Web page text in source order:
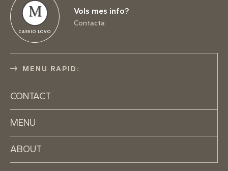
M
CASSIO LOVO
Vols mes info?
Contacta
MENU RAPID:
CONTACT
MENU
ABOUT